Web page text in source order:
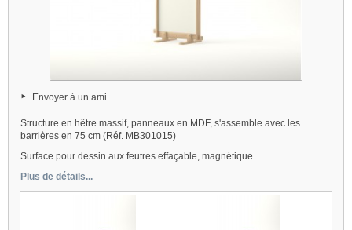
Envoyer à un ami
Structure en hêtre massif, panneaux en MDF, s'assemble avec les
barrières en 75 cm (Réf. MB301015)
Surface pour dessin aux feutres effaçable, magnétique.
Plus de détails...